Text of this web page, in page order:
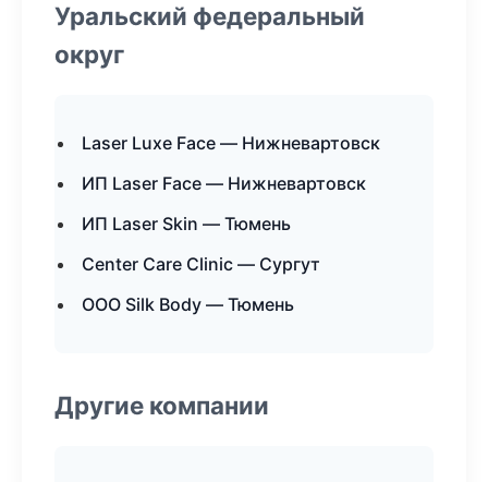
Уральский федеральный
округ
Laser Luxe Face — Нижневартовск
ИП Laser Face — Нижневартовск
ИП Laser Skin — Тюмень
Center Care Clinic — Сургут
ООО Silk Body — Тюмень
Другие компании